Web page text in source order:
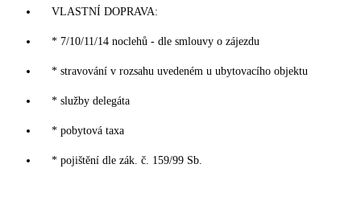
VLASTNÍ DOPRAVA:
* 7/10/11/14 noclehů - dle smlouvy o zájezdu
* stravování v rozsahu uvedeném u ubytovacího objektu
* služby delegáta
* pobytová taxa
* pojištění dle zák. č. 159/99 Sb.